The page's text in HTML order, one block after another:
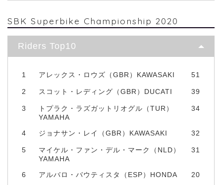
SBK Superbike Championship 2020
Riders Top10
1 アレックス・ロウズ（GBR）KAWASAKI 51
2 スコット・レディング（GBR）DUCATI 39
3
トプラク・ラズガットリオグル（TUR）
YAMAHA
34
4 ジョナサン・レイ（GBR）KAWASAKI 32
5
マイケル・ファン・デル・マーク（NLD）
YAMAHA
31
6 アルバロ・バウティスタ（ESP）HONDA 20